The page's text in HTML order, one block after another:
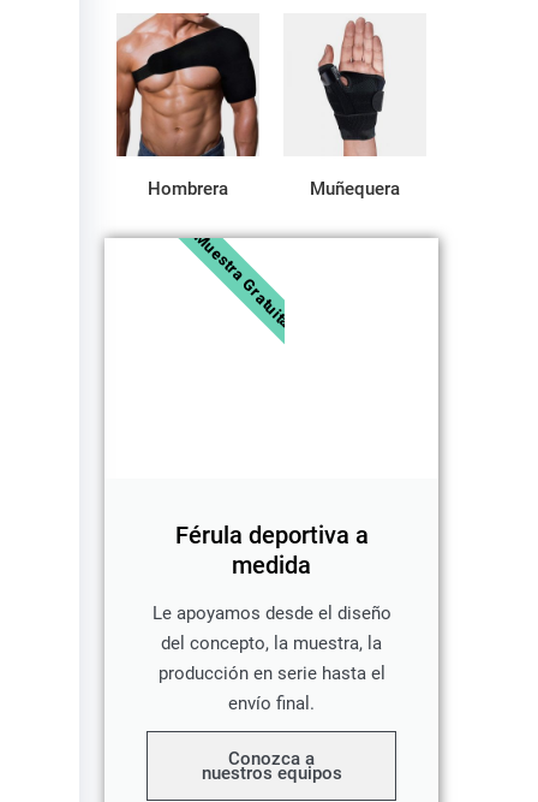
Hombrera Muñequera
Férula deportiva a
medida
Le apoyamos desde el diseño
del concepto, la muestra, la
producción en serie hasta el
envío final.
Conozca a
nuestros equipos
Muestra Gratuita